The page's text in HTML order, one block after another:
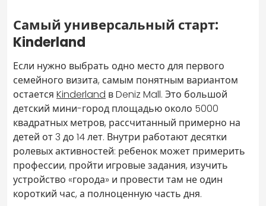
Самый универсальный старт:
Kinderland
Если нужно выбрать одно место для первого
семейного визита, самым понятным вариантом
остается Kinderland в Deniz Mall. Это большой
детский мини-город площадью около 5000
квадратных метров, рассчитанный примерно на
детей от 3 до 14 лет. Внутри работают десятки
ролевых активностей: ребенок может примерить
профессии, пройти игровые задания, изучить
устройство «города» и провести там не один
короткий час, а полноценную часть дня.